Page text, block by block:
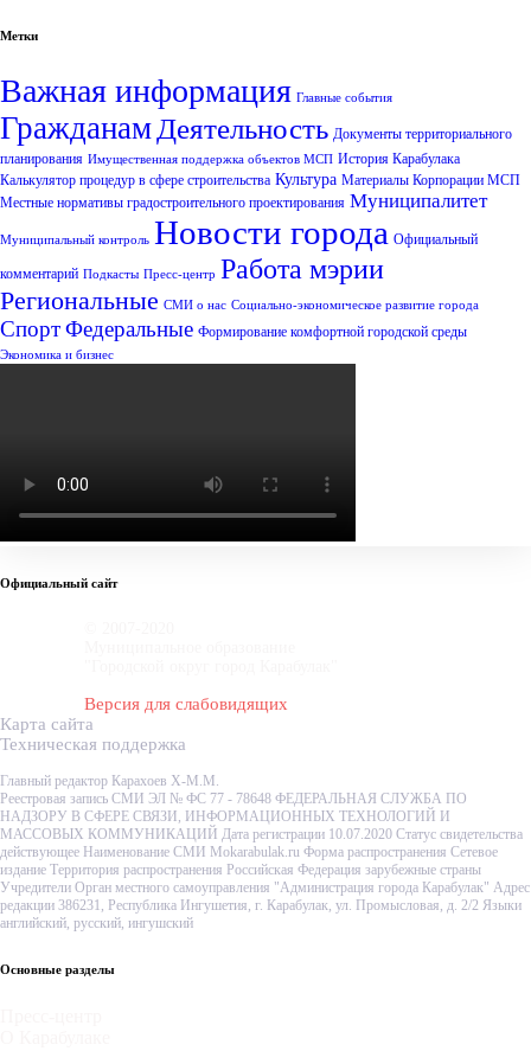
Метки
Важная информация Главные события
Гражданам Деятельность Документы территориального
планирования Имущественная поддержка объектов МСП История Карабулака
Калькулятор процедур в сфере строительства Культура Материалы Корпорации МСП
Местные нормативы градостроительного проектирования Муниципалитет
Муниципальный контроль Новости города Официальный
комментарий Подкасты Пресс-центр Работа мэрии
Региональные СМИ о нас Социально-экономическое развитие города
СпортФедеральные Формирование комфортной городской среды
Экономика и бизнес
Официальный сайт
Версия для слабовидящих
Карта сайта
Техническая поддержка
Главный редактор Карахоев Х-М.М.
Реестровая запись СМИ ЭЛ № ФС 77 - 78648 ФЕДЕРАЛЬНАЯ СЛУЖБА ПО
НАДЗОРУ В СФЕРЕ СВЯЗИ, ИНФОРМАЦИОННЫХ ТЕХНОЛОГИЙ И
МАССОВЫХ КОММУНИКАЦИЙ Дата регистрации 10.07.2020 Статус свидетельства
действующее Наименование СМИ Mokarabulak.ru Форма распространения Сетевое
издание Территория распространения Российская Федерация зарубежные страны
Учредители Орган местного самоуправления "Администрация города Карабулак" Адрес
редакции 386231, Республика Ингушетия, г. Карабулак, ул. Промысловая, д. 2/2 Языки
английский, русский, ингушский
Основные разделы